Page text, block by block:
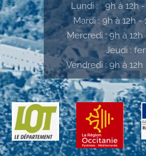
Lundi : 9h à 12h -
Mardi : 9h à 12h -
Mercredi : 9h à 12h
Jeudi :
Vendredi : 9h à 12h